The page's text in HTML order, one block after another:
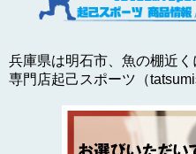
兵庫県は明石市、魚の棚近
専門店起己スポーツ（